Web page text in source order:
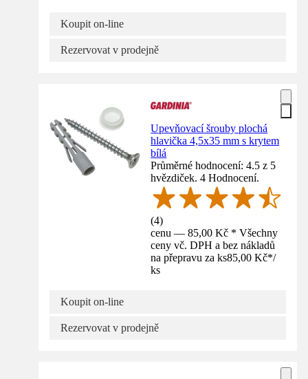
Koupit on-line
Rezervovat v prodejně
Upevňovací šrouby plochá
hlavička 4,5x35 mm s krytem
bílá
Průměrné hodnocení: 4.5 z 5
hvězdiček. 4 Hodnocení.
(4)
cenu — 85,00 Kč * Všechny
ceny vč. DPH a bez nákladů
na přepravu za ks85,00 Kč*/
ks
Koupit on-line
Rezervovat v prodejně